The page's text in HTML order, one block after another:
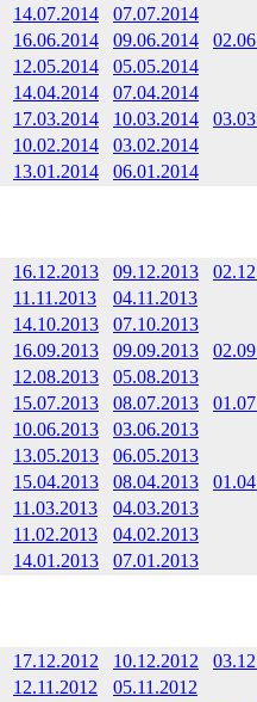
14.07.2014
07.07.2014
16.06.2014 09.06.2014
12.05.2014
05.05.2014
14.04.2014
07.04.2014
17.03.2014 10.03.2014
10.02.2014
03.02.2014
13.01.2014 06.01.2014
16.12.2013 09.12.2013
11.11.2013
04.11.2013
14.10.2013
07.10.2013
16.09.2013 09.09.2013
12.08.2013
05.08.2013
15.07.2013 08.07.2013
10.06.2013
03.06.2013
13.05.2013
06.05.2013
15.04.2013 08.04.2013
11.03.2013
04.03.2013
11.02.2013
04.02.2013
14.01.2013 07.01.2013
17.12.2012 10.12.2012
12.11.2012
05.11.2012